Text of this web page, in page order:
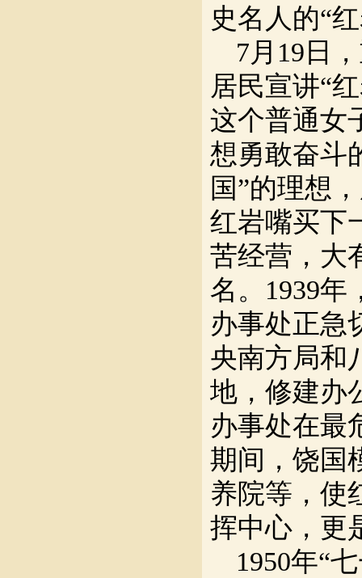
史名人的“
7月19日
居民宣讲“
这个普通女
想勇敢奋斗
国”的理想
红岩嘴买下
苦经营，大
名。1939年
办事处正急
央南方局和
地，修建办
办事处在最
期间，饶国
养院等，使
挥中心，更
1950年“